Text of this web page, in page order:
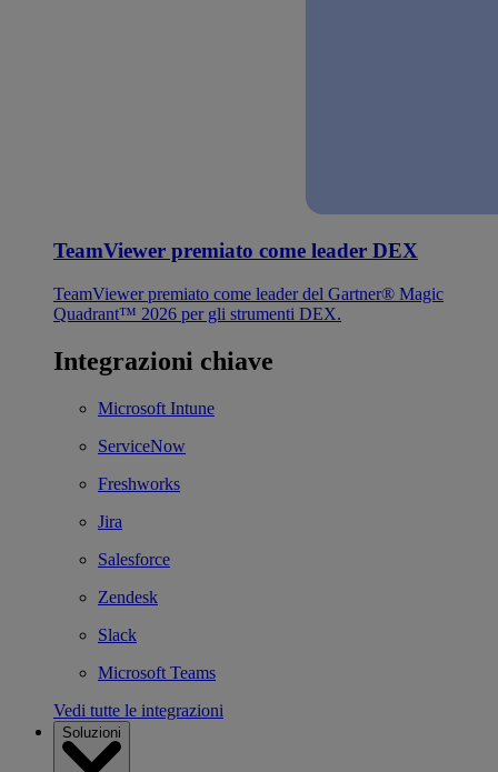
TeamViewer premiato come leader DEX
TeamViewer premiato come leader del Gartner® Magic
Quadrant™ 2026 per gli strumenti DEX.
Integrazioni chiave
Microsoft Intune
ServiceNow
Freshworks
Jira
Salesforce
Zendesk
Slack
Microsoft Teams
Vedi tutte le integrazioni
Soluzioni